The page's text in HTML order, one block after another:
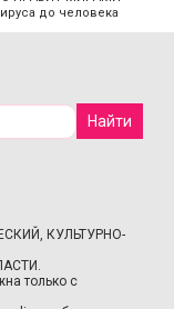
до человека
КУЛЬТУРНО-
только с